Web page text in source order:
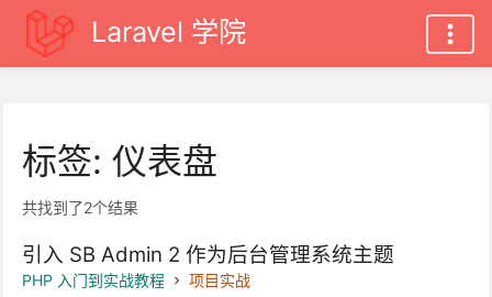
Laravel 学院
标签: 仪表盘
共找到了2个结果
引入 SB Admin 2 作为后台管理系统主题
PHP 入门到实战教程
项目实战